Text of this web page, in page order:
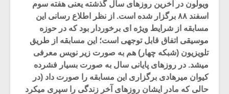
ویولون در آخرین روزهای سال گذشته یعنی هفته سوم
اسفند ۸۸ برگزار شده است. از نظر اطلاع رسانی این
مسابقه از شرایط ویژه ای برخوردار بود که در حوزه
موسیقی اتفاق قابل توجهی است؛ این مسابقه از طریق
تلویزیون (شبکه چهار) هم به صورت زیر نویس معرفی
میشد. در روزهای پایانی سال به صورت بسیار فشرده
کیوان میرهادی برگزاری این مسابقه را صورت داد (در
حالی که مادر ایشان روزهای آخر زندگی را سپری میکرد